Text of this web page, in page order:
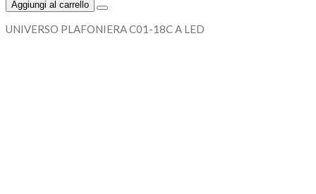
Aggiungi al carrello
UNIVERSO PLAFONIERA C01-18C A LED